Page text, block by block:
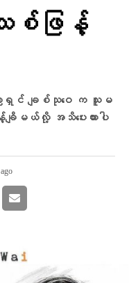
သစ်ဖြန့်
ရှင် ချစ်သုဝေ က သူမ
ျိမယ်လို့ အသိပေးထားပါ